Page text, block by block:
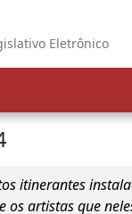
Eletrônico
itinerantes
os artistas que